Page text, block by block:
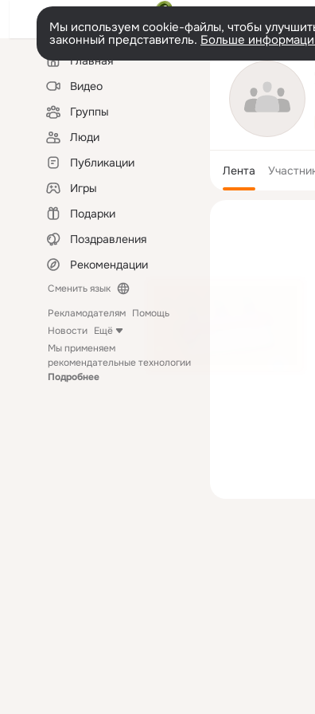
Мы используем cookie-файлы, чтобы
законный представитель. Больше
Левая
колонкаГлавная
Видео
Группы
Люди
Публикации
Игры
Подарки
Поздравления
Рекомендации
Сменить язык
Рекламодателям Помощь
Новости Ещё
Мы применяем
рекомендательные технологии
Подробнее
Лента